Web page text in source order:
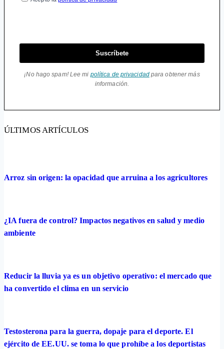
Suscríbete
¡No hago spam! Lee mi política de privacidadpara obtener más
información.
ÚLTIMOS ARTÍCULOS
Arroz sin origen: la opacidad que arruina a los agricultores
¿IA fuera de control? Impactos negativos en salud y medio
ambiente
Reducir la lluvia ya es un objetivo operativo: el mercado que
ha convertido el clima en un servicio
Testosterona para la guerra, dopaje para el deporte. El
ejército de EE.UU. se toma lo que prohíbe a los deportistas